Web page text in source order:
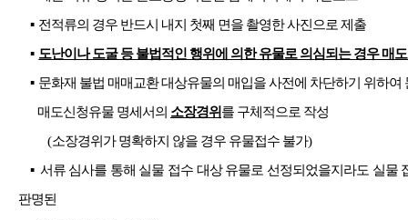
▪ 전적류의 경우 반드시 내지 첫째 면을 촬영한 사진으로 제출
▪ 도난이나 도굴 등 불법적인 행위에 의한 유물로 의심되는 경우 매
▪ 문화재 불법 매매교환 대상유물의 매입을 사전에 차단하기 위하여
매도신청유물 명세서의 소장경위를 구체적으로 작성
(소장경위가 명확하지 않을 경우 유물접수 불가)
▪ 서류 심사를 통해 실물 접수 대상 유물로 선정되었을지라도 실물
판명된